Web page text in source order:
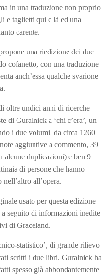
in una traduzione non proprio
e taglietti qui e là ed una
carente.
una riedizione dei due
cofanetto, con una traduzione
anch’essa qualche svarione
oltre undici anni di ricerche
di Guralnick a ‘chi c’era’, un
i due volumi, da circa 1260
aggiuntive a commento, 39
alcune duplicazioni) e ben 9
di persone che hanno
all’opera.
usato per questa edizione
a seguito di informazioni inedite
di Graceland.
statistico’, di grande rilievo
scritti i due libri. Guralnick ha
spesso già abbondantemente